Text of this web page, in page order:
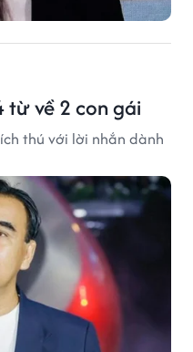
từ về 2 con gái
thú với lời nhắn dành